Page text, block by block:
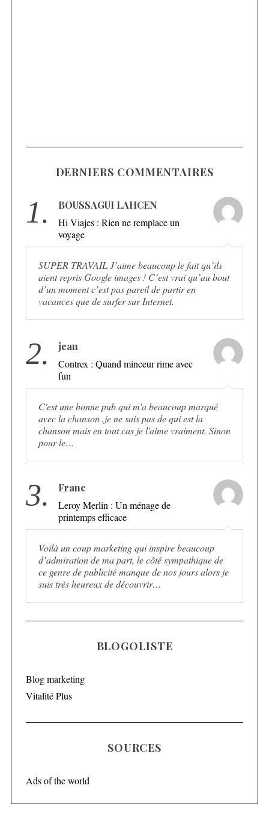
DERNIERS COMMENTAIRES
1.
BOUSSAGUI LAHCEN
Hi Viajes : Rien ne remplace un
voyage
SUPER TRAVAIL J’aime beaucoup le fait qu’ils
aient repris Google images ! C’est vrai qu’au bout
d’un moment c’est pas pareil de partir en
vacances que de surfer sur Internet.
2.
jean
Contrex : Quand minceur rime avec
fun
C'est une bonne pub qui m'a beaucoup marqué
avec la chanson ,je ne sais pas de qui est la
chanson mais en tout cas je l'aime vraiment. Sinon
pour le…
3.
Franc
Leroy Merlin : Un ménage de
printemps efficace
Voilà un coup marketing qui inspire beaucoup
d’admiration de ma part, le côté sympathique de
ce genre de publicité manque de nos jours alors je
suis très heureux de découvrir…
BLOGOLISTE
Blog marketing
Vitalité Plus
SOURCES
Ads of the world